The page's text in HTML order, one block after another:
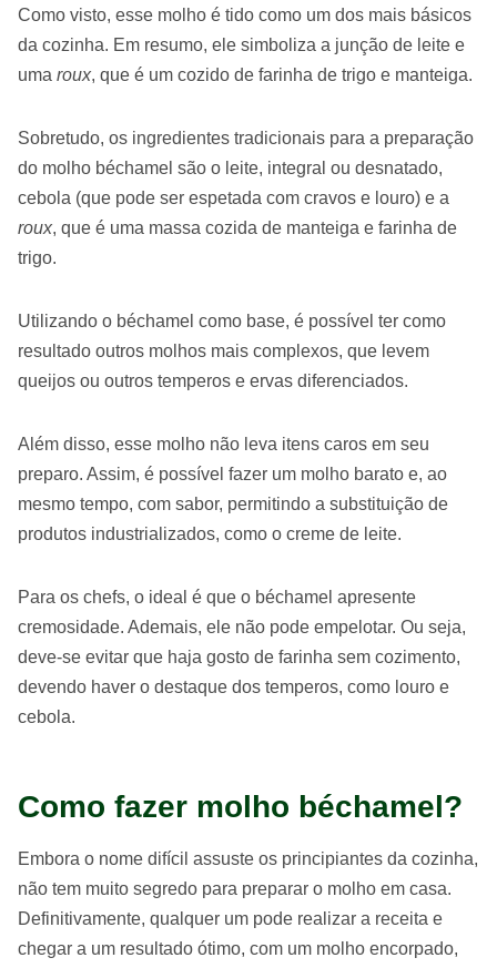
Como visto, esse molho é tido como um dos mais básicos
da cozinha. Em resumo, ele simboliza a junção de leite e
uma roux, que é um cozido de farinha de trigo e manteiga.
Sobretudo, os ingredientes tradicionais para a preparação
do molho béchamel são o leite, integral ou desnatado,
cebola (que pode ser espetada com cravos e louro) e a
roux, que é uma massa cozida de manteiga e farinha de
trigo.
Utilizando o béchamel como base, é possível ter como
resultado outros molhos mais complexos, que levem
queijos ou outros temperos e ervas diferenciados.
Além disso, esse molho não leva itens caros em seu
preparo. Assim, é possível fazer um molho barato e, ao
mesmo tempo, com sabor, permitindo a substituição de
produtos industrializados, como o creme de leite.
Para os chefs, o ideal é que o béchamel apresente
cremosidade. Ademais, ele não pode empelotar. Ou seja,
deve-se evitar que haja gosto de farinha sem cozimento,
devendo haver o destaque dos temperos, como louro e
cebola.
Como fazer molho béchamel?
Embora o nome difícil assuste os principiantes da cozinha,
não tem muito segredo para preparar o molho em casa.
Definitivamente, qualquer um pode realizar a receita e
chegar a um resultado ótimo, com um molho encorpado,